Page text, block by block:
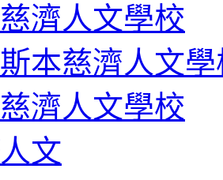
濟人文學校
本慈濟人文學
濟人文學校
文